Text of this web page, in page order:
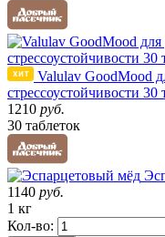
Valulav GoodMood
стрессоустойчивости
1210 руб.
30 таблеток
1140 руб.
1 кг
Кол-во: